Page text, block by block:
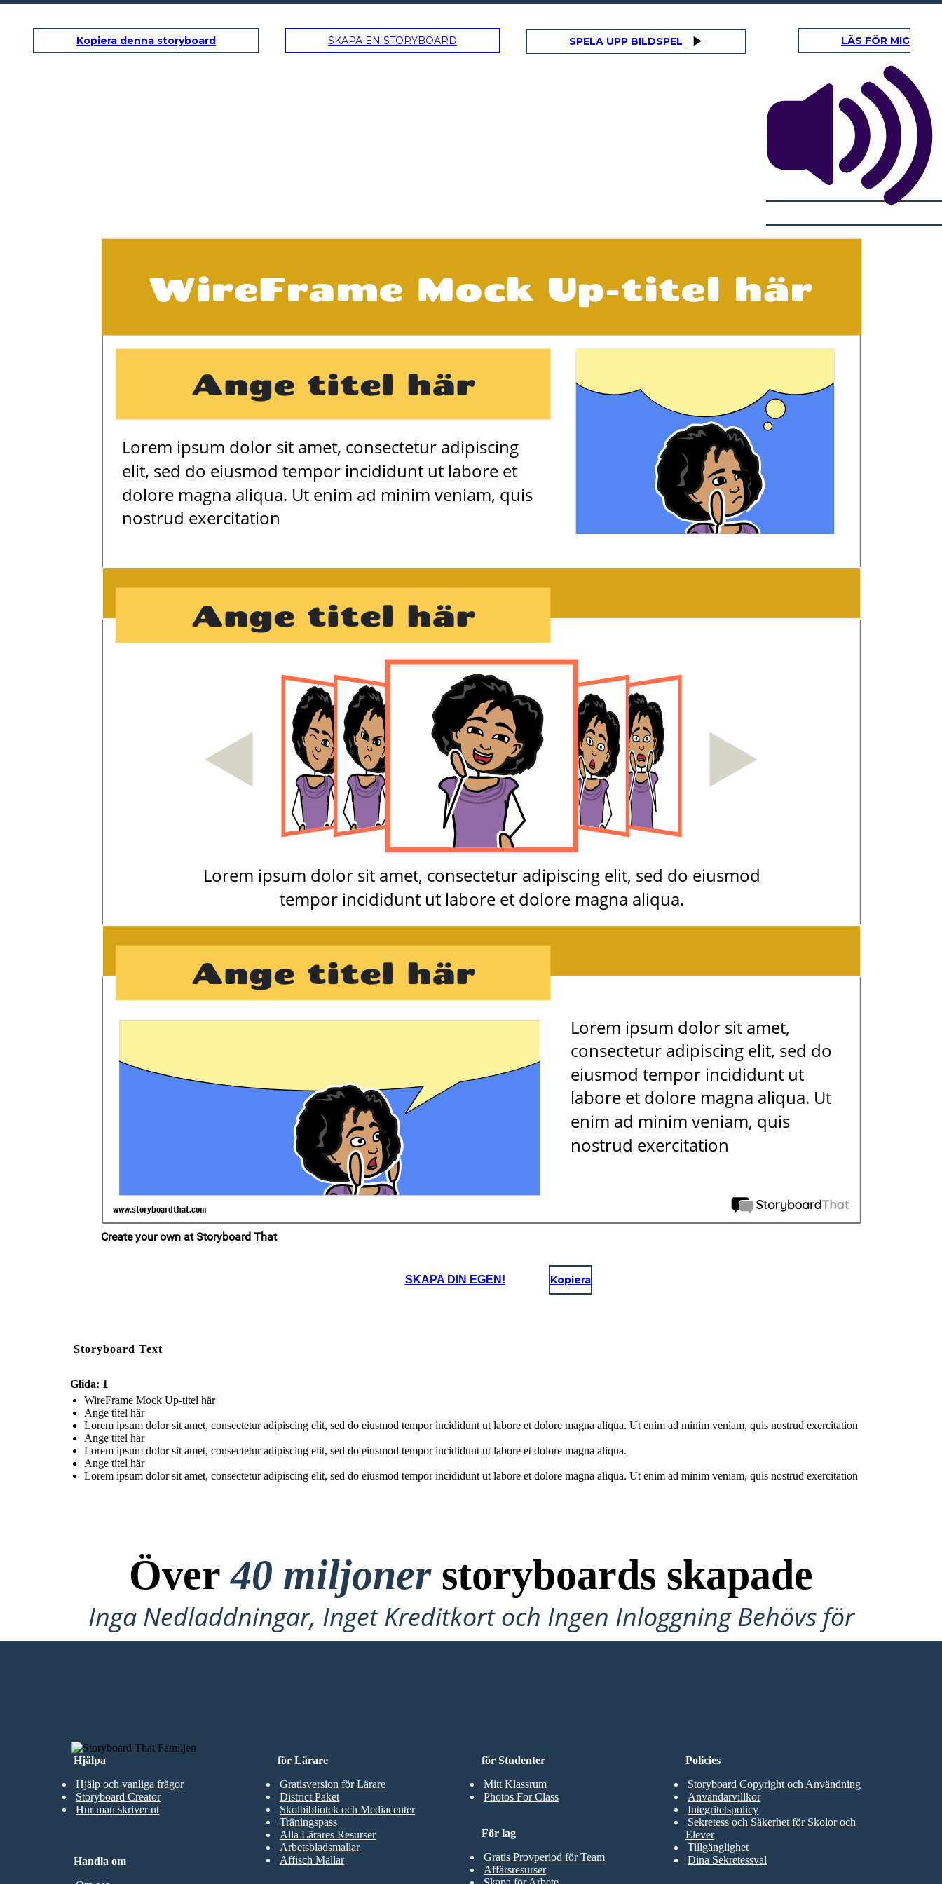
Kopiera denna storyboard SKAPA EN STORYBOARD SPELA UPP BILDSPEL LÄS FÖR MIG
SKAPA DIN EGEN! Kopiera
Storyboard Text
Glida: 1
WireFrame Mock Up-titel här
Ange titel här
Lorem ipsum dolor sit amet, consectetur adipiscing elit, sed do eiusmod tempor incididunt ut labore et dolore magna aliqua. Ut enim ad minim veniam, quis nostrud exercitation
Ange titel här
Lorem ipsum dolor sit amet, consectetur adipiscing elit, sed do eiusmod tempor incididunt ut labore et dolore magna aliqua.
Ange titel här
Lorem ipsum dolor sit amet, consectetur adipiscing elit, sed do eiusmod tempor incididunt ut labore et dolore magna aliqua. Ut enim ad minim veniam, quis nostrud exercitation
Över40 miljonerstoryboards skapade
Inga Nedladdningar, Inget Kreditkort och Ingen Inloggning Behövs för
att Prova!
Hjälpa
Hjälp och vanliga frågor
Storyboard Creator
Hur man skriver ut
för Studenter
Mitt Klassrum
Photos For Class
för Lärare
Gratisversion för Lärare
District Paket
Skolbibliotek och Mediacenter
Träningspass
Alla Lärares Resurser
Arbetsbladsmallar
Affisch Mallar
För lag
Gratis Provperiod för Team
Affärsresurser
Handla om
Policies
Storyboard Copyright och Användning
Användarvillkor
Integritetspolicy
Sekretess och Säkerhet för Skolor och
Elever
Tillgänglighet
Dina Sekretessval